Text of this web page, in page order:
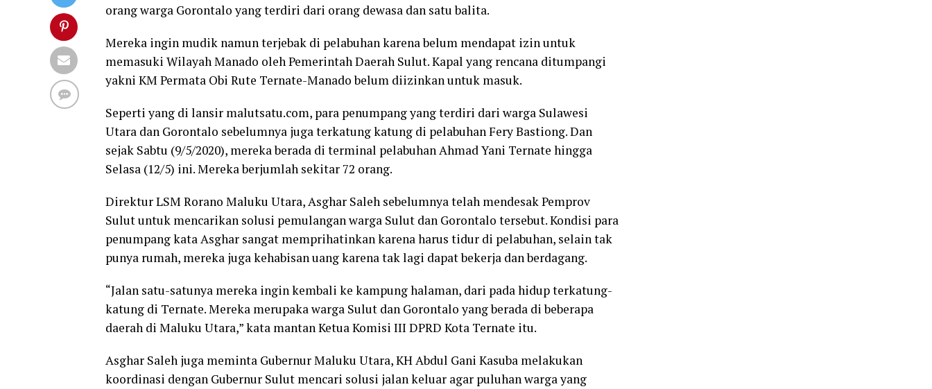
orang warga Gorontalo yang terdiri dari orang dewasa dan satu balita.
Mereka ingin mudik namun terjebak di pelabuhan karena belum mendapat izin untuk
memasuki Wilayah Manado oleh Pemerintah Daerah Sulut. Kapal yang rencana ditumpangi
yakni KM Permata Obi Rute Ternate-Manado belum diizinkan untuk masuk.
Seperti yang di lansir malutsatu.com, para penumpang yang terdiri dari warga Sulawesi
Utara dan Gorontalo sebelumnya juga terkatung katung di pelabuhan Fery Bastiong. Dan
sejak Sabtu (9/5/2020), mereka berada di terminal pelabuhan Ahmad Yani Ternate hingga
Selasa (12/5) ini. Mereka berjumlah sekitar 72 orang.
Direktur LSM Rorano Maluku Utara, Asghar Saleh sebelumnya telah mendesak Pemprov
Sulut untuk mencarikan solusi pemulangan warga Sulut dan Gorontalo tersebut. Kondisi para
penumpang kata Asghar sangat memprihatinkan karena harus tidur di pelabuhan, selain tak
punya rumah, mereka juga kehabisan uang karena tak lagi dapat bekerja dan berdagang.
“Jalan satu-satunya mereka ingin kembali ke kampung halaman, dari pada hidup terkatung-
katung di Ternate. Mereka merupaka warga Sulut dan Gorontalo yang berada di beberapa
daerah di Maluku Utara,” kata mantan Ketua Komisi III DPRD Kota Ternate itu.
Asghar Saleh juga meminta Gubernur Maluku Utara, KH Abdul Gani Kasuba melakukan
koordinasi dengan Gubernur Sulut mencari solusi jalan keluar agar puluhan warga yang